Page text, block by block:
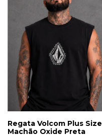
Regata Volcom Plus Size
Machão Oxide Preta